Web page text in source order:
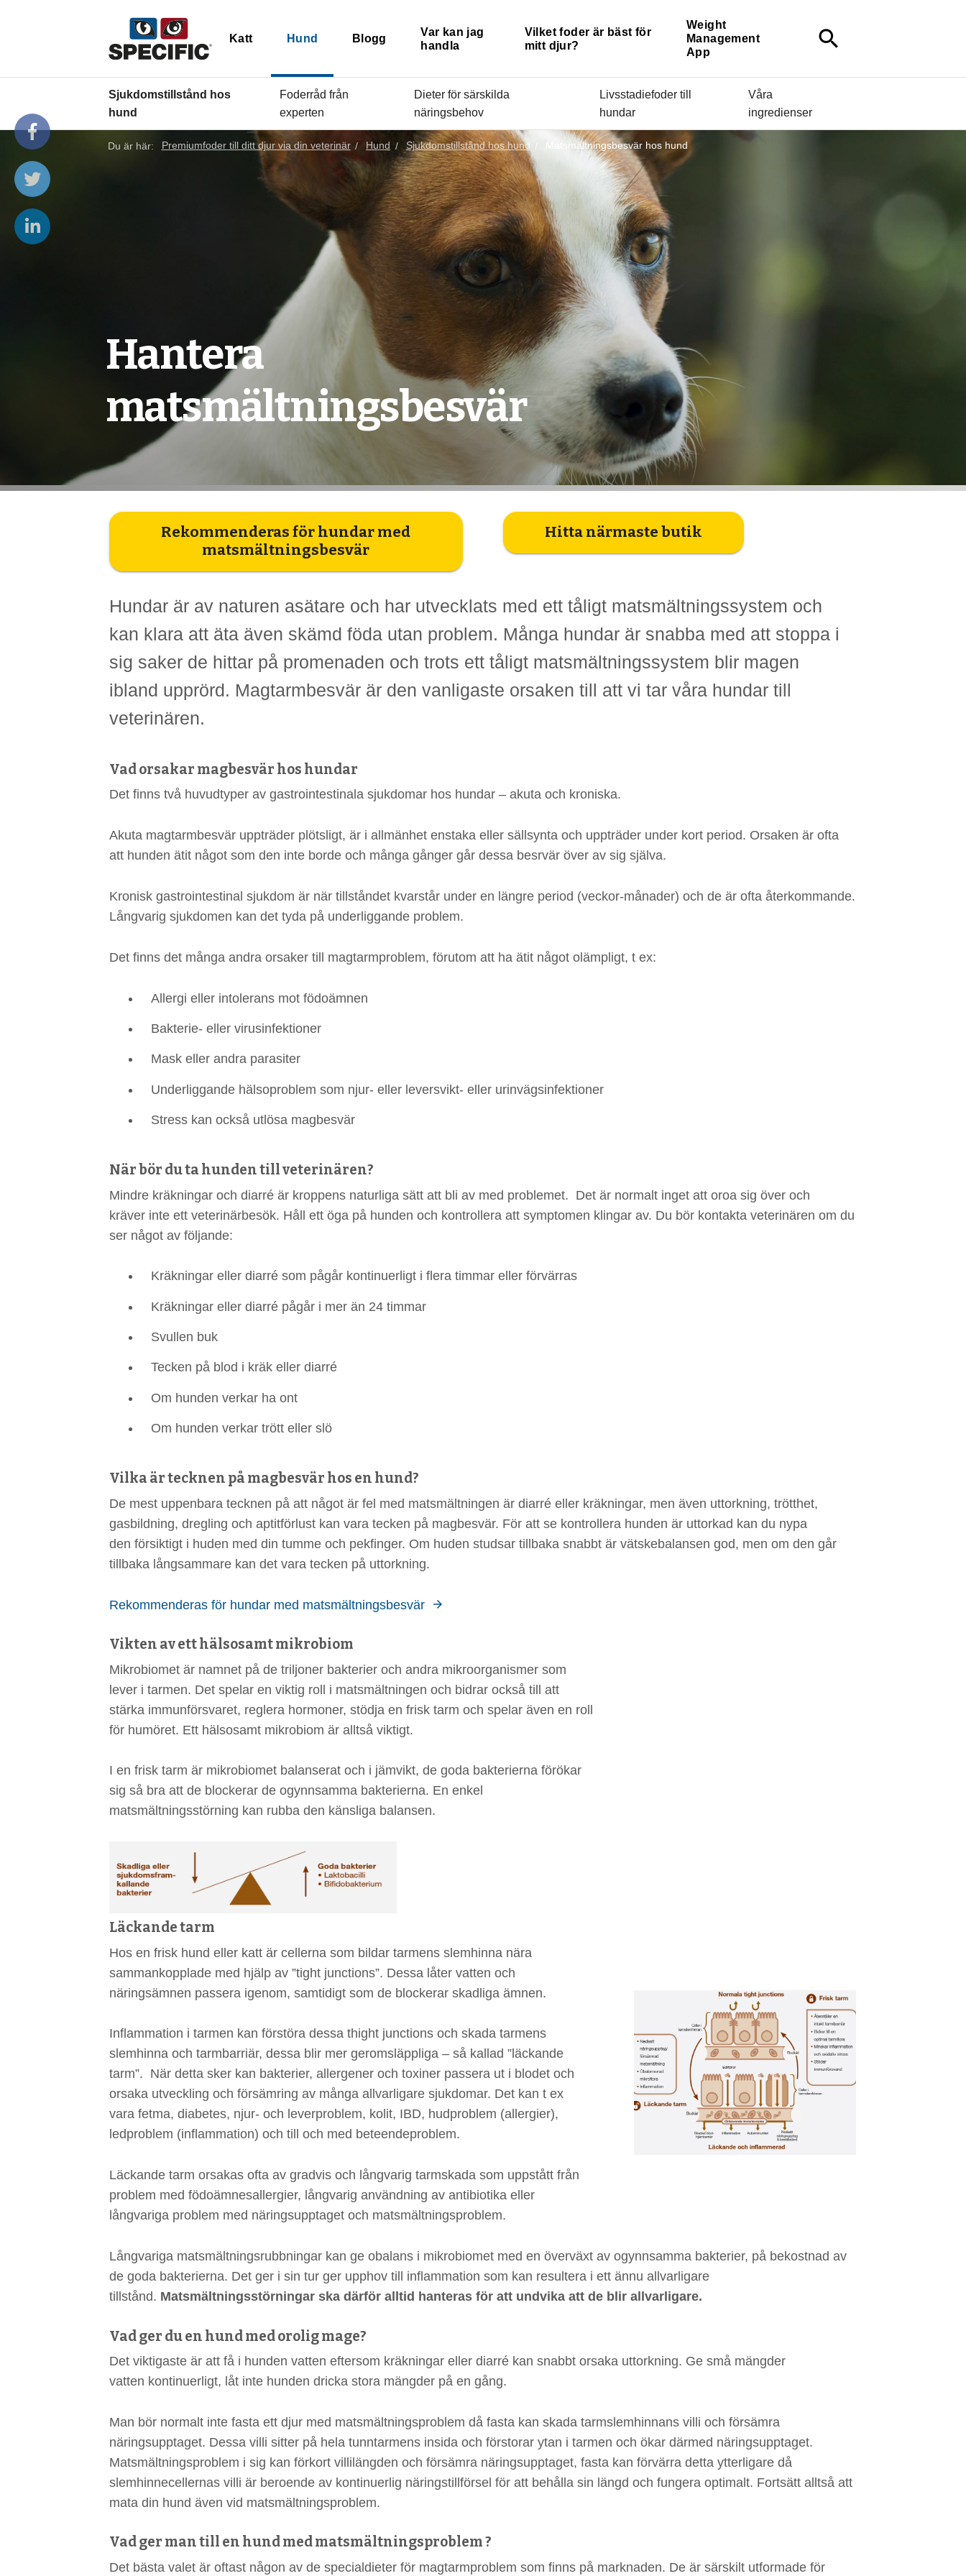
Katt Hund Blogg
Var kan jag
handla
Vilket foder är bäst för
mitt djur?
Weight
Management
App
search
Sjukdomstillstånd hos
hund
Foderråd från
experten
Dieter för särskilda
näringsbehov
Livsstadiefoder till
hundar
Våra
ingredienser
Du är här: Premiumfoder till ditt djur via din veterinär Hund Sjukdomstillstånd hos hund Matsmältningsbesvär hos hund
Hantera
matsmältningsbesvär
Rekommenderas för hundar med
matsmältningsbesvär
Hitta närmaste butik
Hundar är av naturen asätare och har utvecklats med ett tåligt matsmältningssystem och
kan klara att äta även skämd föda utan problem. Många hundar är snabba med att stoppa i
sig saker de hittar på promenaden och trots ett tåligt matsmältningssystem blir magen
ibland upprörd. Magtarmbesvär är den vanligaste orsaken till att vi tar våra hundar till
veterinären.
Vad orsakar magbesvär hos hundar
Det finns två huvudtyper av gastrointestinala sjukdomar hos hundar – akuta och kroniska.
Akuta magtarmbesvär uppträder plötsligt, är i allmänhet enstaka eller sällsynta och uppträder under kort period. Orsaken är ofta
att hunden ätit något som den inte borde och många gånger går dessa besrvär över av sig själva.
Kronisk gastrointestinal sjukdom är när tillståndet kvarstår under en längre period (veckor-månader) och de är ofta återkommande.
Långvarig sjukdomen kan det tyda på underliggande problem.
Det finns det många andra orsaker till magtarmproblem, förutom att ha ätit något olämpligt, t ex:
Allergi eller intolerans mot födoämnen
Bakterie- eller virusinfektioner
Mask eller andra parasiter
Underliggande hälsoproblem som njur- eller leversvikt- eller urinvägsinfektioner
Stress kan också utlösa magbesvär
När bör du ta hunden till veterinären?
Mindre kräkningar och diarré är kroppens naturliga sätt att bli av med problemet. Det är normalt inget att oroa sig över och
kräver inte ett veterinärbesök. Håll ett öga på hunden och kontrollera att symptomen klingar av. Du bör kontakta veterinären om du
ser något av följande:
Kräkningar eller diarré som pågår kontinuerligt i flera timmar eller förvärras
Kräkningar eller diarré pågår i mer än 24 timmar
Svullen buk
Tecken på blod i kräk eller diarré
Om hunden verkar ha ont
Om hunden verkar trött eller slö
Vilka är tecknen på magbesvär hos en hund?
De mest uppenbara tecknen på att något är fel med matsmältningen är diarré eller kräkningar, men även uttorkning, trötthet,
gasbildning, dregling och aptitförlust kan vara tecken på magbesvär. För att se kontrollera hunden är uttorkad kan du nypa
den försiktigt i huden med din tumme och pekfinger. Om huden studsar tillbaka snabbt är vätskebalansen god, men om den går
tillbaka långsammare kan det vara tecken på uttorkning.
Rekommenderas för hundar med matsmältningsbesvär
Vikten av ett hälsosamt mikrobiom
Mikrobiomet är namnet på de triljoner bakterier och andra mikroorganismer som
lever i tarmen. Det spelar en viktig roll i matsmältningen och bidrar också till att
stärka immunförsvaret, reglera hormoner, stödja en frisk tarm och spelar även en roll
för humöret. Ett hälsosamt mikrobiom är alltså viktigt.
I en frisk tarm är mikrobiomet balanserat och i jämvikt, de goda bakterierna förökar
sig så bra att de blockerar de ogynnsamma bakterierna. En enkel
matsmältningsstörning kan rubba den känsliga balansen.
Läckande tarm
Hos en frisk hund eller katt är cellerna som bildar tarmens slemhinna nära
sammankopplade med hjälp av ”tight junctions”. Dessa låter vatten och
näringsämnen passera igenom, samtidigt som de blockerar skadliga ämnen.
Inflammation i tarmen kan förstöra dessa thight junctions och skada tarmens
slemhinna och tarmbarriär, dessa blir mer geromsläppliga – så kallad ”läckande
tarm”. När detta sker kan bakterier, allergener och toxiner passera ut i blodet och
orsaka utveckling och försämring av många allvarligare sjukdomar. Det kan t ex
vara fetma, diabetes, njur- och leverproblem, kolit, IBD, hudproblem (allergier),
ledproblem (inflammation) och till och med beteendeproblem.
Läckande tarm orsakas ofta av gradvis och långvarig tarmskada som uppstått från
problem med födoämnesallergier, långvarig användning av antibiotika eller
långvariga problem med näringsupptaget och matsmältningsproblem.
Långvariga matsmältningsrubbningar kan ge obalans i mikrobiomet med en överväxt av ogynnsamma bakterier, på bekostnad av
de goda bakterierna. Det ger i sin tur ger upphov till inflammation som kan resultera i ett ännu allvarligare
tillstånd. Matsmältningsstörningar ska därför alltid hanteras för att undvika att de blir allvarligare.
Vad ger du en hund med orolig mage?
Det viktigaste är att få i hunden vatten eftersom kräkningar eller diarré kan snabbt orsaka uttorkning. Ge små mängder
vatten kontinuerligt, låt inte hunden dricka stora mängder på en gång.
Man bör normalt inte fasta ett djur med matsmältningsproblem då fasta kan skada tarmslemhinnans villi och försämra
näringsupptaget. Dessa villi sitter på hela tunntarmens insida och förstorar ytan i tarmen och ökar därmed näringsupptaget.
Matsmältningsproblem i sig kan förkort villilängden och försämra näringsupptaget, fasta kan förvärra detta ytterligare då
slemhinnecellernas villi är beroende av kontinuerlig näringstillförsel för att behålla sin längd och fungera optimalt. Fortsätt alltså att
mata din hund även vid matsmältningsproblem.
Vad ger man till en hund med matsmältningsproblem ?
Det bästa valet är oftast någon av de specialdieter för magtarmproblem som finns på marknaden. De är särskilt utformade för